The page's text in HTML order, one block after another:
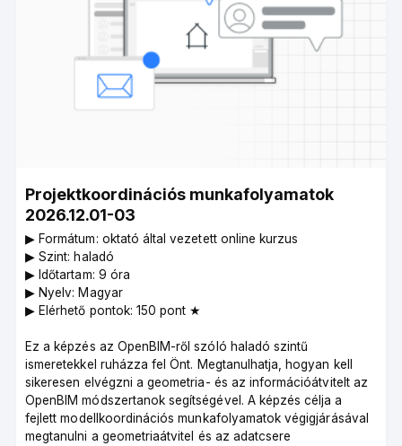
Projektkoordinációs munkafolyamatok
2026.12.01-03
▶︎ Formátum: oktató által vezetett online kurzus
▶︎ Szint: haladó
▶︎ Időtartam: 9 óra
▶︎ Nyelv: Magyar
▶︎ Elérhető pontok: 150 pont ★
Ez a képzés az OpenBIM-ről szóló haladó szintű
ismeretekkel ruházza fel Önt. Megtanulhatja, hogyan kell
sikeresen elvégzni a geometria- és az információátvitelt az
OpenBIM módszertanok segítségével. A képzés célja a
fejlett modellkoordinációs munkafolyamatok végigjárásával
megtanulni a geometriaátvitel és az adatcsere